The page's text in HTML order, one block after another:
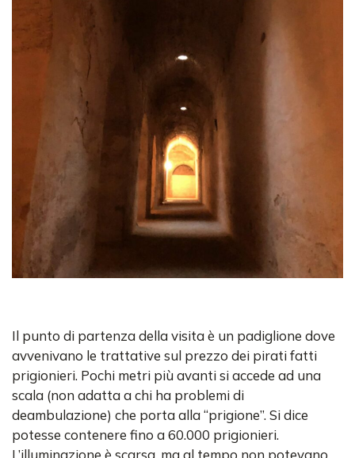
Il punto di partenza della visita è un padiglione dove
avvenivano le trattative sul prezzo dei pirati fatti
prigionieri. Pochi metri più avanti si accede ad una
scala (non adatta a chi ha problemi di
deambulazione) che porta alla “prigione”. Si dice
potesse contenere fino a 60.000 prigionieri.
L’illuminazione è scarsa, ma al tempo non potevano